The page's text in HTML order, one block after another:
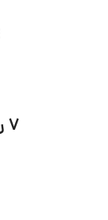
7 روز ضمانت مرجوعی کالا